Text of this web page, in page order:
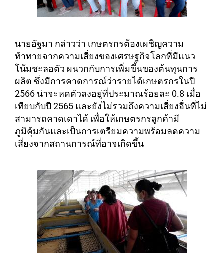
นายอัฐมา กล่าวว่า เกษตรกรต้องเผชิญความ
ท้าทายจากความเสี่ยงของเศรษฐกิจโลกที่มีแนว
โน้มชะลอตัว ผนวกกับการเพิ่มขึ้นของต้นทุนการ
ผลิต ซึ่งมีการคาดการณ์ว่ารายได้เกษตรกรในปี
2566 น่าจะหดตัวลงอยู่ที่ประมาณร้อยละ 0.8 เมื่อ
เทียบกับปี 2565 และยังไม่รวมถึงความเสี่ยงอื่นที่ไม่
สามารถคาดเดาได้ เพื่อให้เกษตรกรลูกค้ามี
ภูมิคุ้มกันและเป็นการเตรียมความพร้อมลดความ
เสี่ยงจากสถานการณ์ที่อาจเกิดขึ้น